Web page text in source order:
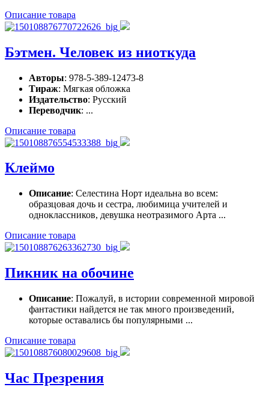
Описание товара
Бэтмен. Человек из ниоткуда
Авторы: 978-5-389-12473-8
Тираж: Мягкая обложка
Издательство: Русский
Переводчик: ...
Описание товара
Клеймо
Описание: Селестина Норт идеальна во всем:
образцовая дочь и сестра, любимица учителей и
одноклассников, девушка неотразимого Арта ...
Описание товара
Пикник на обочине
Описание: Пожалуй, в истории современной мировой
фантастики найдется не так много произведений,
которые оставались бы популярными ...
Описание товара
Час Презрения